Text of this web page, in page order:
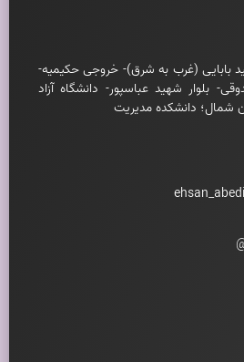
بابايی (غرب به شرق)- خروجی حکيميه-
بلوار شهيد عباسپور- دانشگاه آزاد
شمال؛ دانشکده مديريت